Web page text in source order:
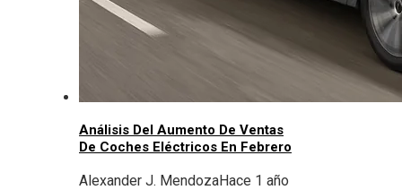
Análisis Del Aumento De Ventas
De Coches Eléctricos En Febrero
Alexander J. MendozaHace 1 año